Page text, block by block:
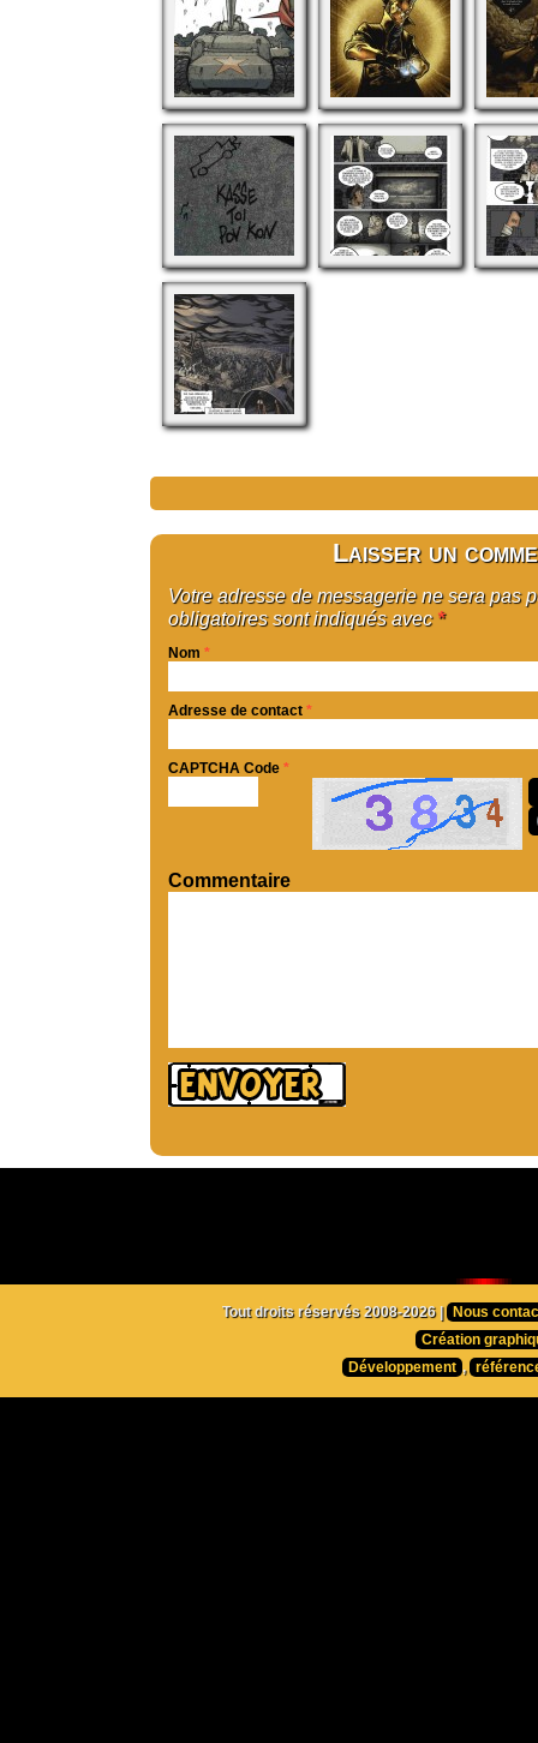
Laisser un
Votre adresse de messagerie ne sera pas
obligatoires sont indiqués avec *
Nom *
Adresse de contact *
CAPTCHA Code *
Commentaire
Tout droits réservés 2008-2026 |
Nous
Création
Développement ,